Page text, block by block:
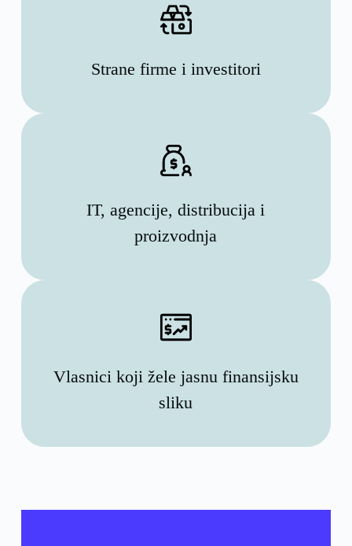
Strane firme i investitori
IT, agencije, distribucija i
proizvodnja
Vlasnici koji žele jasnu finansijsku
sliku